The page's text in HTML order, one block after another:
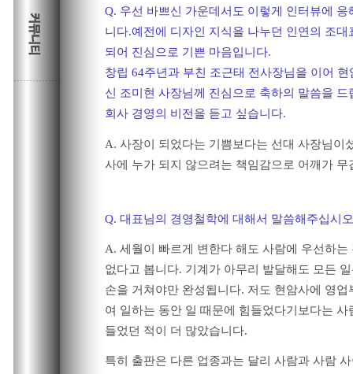
Q. 우선 바쁘신 가운데서도 이렇게 인터뷰에 응
니다.예전에 디자인 지식을 나누던 인연의 조대
되어 진심으로 기쁜 마음입니다.
창립 64주년과 부친 조근태 전사장님을 이어
신 조미현 사장님께 진심으로 축하의 말씀을 드
회사 경영의 비전을 듣고 싶습니다.
A. 사장이 되었다는 기쁨보다는 선대 사장님이
사에 누가 되지 않으려는 책임감으로 어깨가 무
Q. 대표님의 경영철학에 대해서 말씀해주십시
A. 세월이 빠르게 변한다 해도 사람에 우선하는
없다고 봅니다. 기계가 아무리 발달해도 모든
손을 거쳐야만 완성됩니다. 저도 현암사에 영업
여 일하는 동안 일 때문에 힘들었다기보다는 사
들었던 적이 더 많았습니다.
특히 출판은 다른 업종과는 달리 사람과 사람